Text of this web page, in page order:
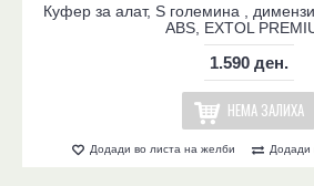
Куфер за алат, S големина ,
ABS, EXTOL
1.590 ден.
НЕМА ЗАЛИХА
Додади во листа на желби Додади